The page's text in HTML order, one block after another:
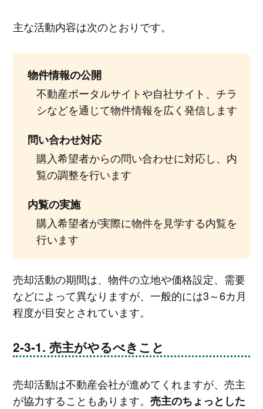
主な活動内容は次のとおりです。
物件情報の公開
不動産ポータルサイトや自社サイト、チラ
シなどを通じて物件情報を広く発信します
問い合わせ対応
購入希望者からの問い合わせに対応し、内
覧の調整を行います
内覧の実施
購入希望者が実際に物件を見学する内覧を
行います
売却活動の期間は、物件の立地や価格設定、需要
などによって異なりますが、一般的には3～6カ月
程度が目安とされています。
売主がやるべきこと
売却活動は不動産会社が進めてくれますが、売主
が協力することもあります。 売主のちょっとした